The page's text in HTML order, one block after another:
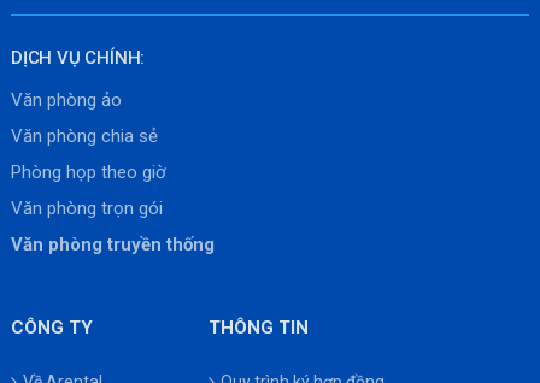
DỊCH VỤ CHÍNH:
Văn phòng ảo
Văn phòng chia sẻ
Phòng họp theo giờ
Văn phòng trọn gói
Văn phòng truyền thống
CÔNG TY THÔNG TIN